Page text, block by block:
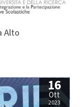
Alto
16
Ott
2023